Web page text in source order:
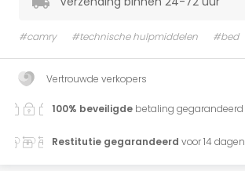
#camry #technische hulpmiddelen #bed
Vertrouwde verkopers
100% beveiligde betaling gegarandeerd
Restitutie gegarandeerd voor 14 dagen